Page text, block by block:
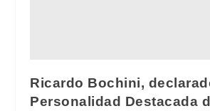
Ricardo Bochini,
Personalidad Destacada